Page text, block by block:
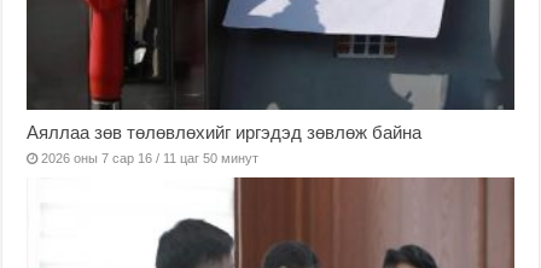
Аяллаа зөв төлөвлөхийг иргэдэд зөвлөж байна
2026 оны 7 сар 16 / 11 цаг 50 минут